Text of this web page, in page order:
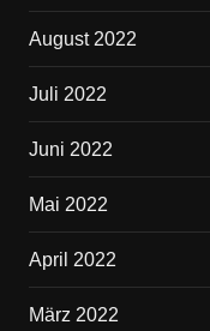
August 2022
Juli 2022
Juni 2022
Mai 2022
April 2022
März 2022